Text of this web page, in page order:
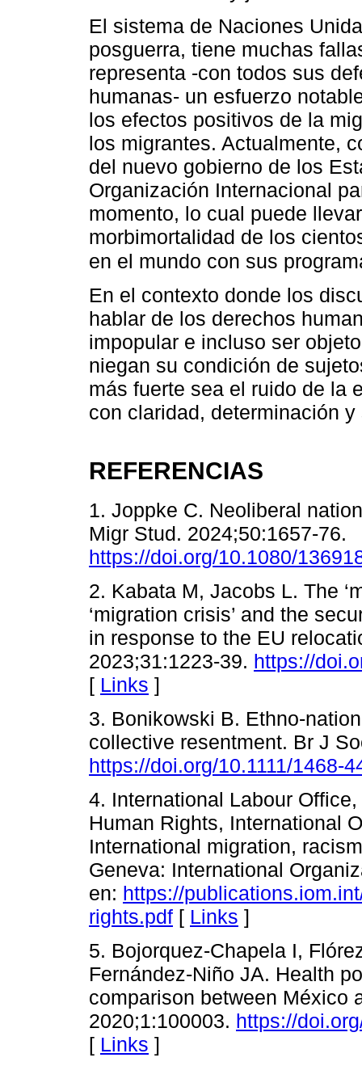
El sistema de Naciones
posguerra, tiene muchas
representa -con todos sus
humanas- un esfuerzo
los efectos positivos de la
los migrantes. Actualmente,
del nuevo gobierno de los
Organización Internacional
momento, lo cual puede
morbimortalidad de los
en el mundo con sus
En el contexto donde los
hablar de los derechos
impopular e incluso ser
niegan su condición de
más fuerte sea el ruido de la
con claridad, determinación y
REFERENCIAS
1. Joppke C. Neoliberal
Migr Stud. 2024;50:1657-76.
https://doi.org/10.1080/
2. Kabata M, Jacobs L. The
‘migration crisis’ and the
in response to the EU
2023;31:1223-39. https://
[ Links ]
3. Bonikowski B. Ethno-
collective resentment. Br J
https://doi.org/10.1111/1468-
4. International Labour
Human Rights, International
International migration,
Geneva: International
en: https://
rights.pdf [ Links ]
5. Bojorquez-Chapela I,
Fernández-Niño JA. Health
comparison between México
2020;1:100003. https://
[ Links ]